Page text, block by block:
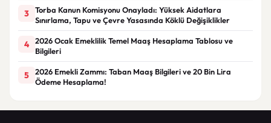
3
Torba Kanun Komisyonu Onayladı: Yüksek Aidatlara
Sınırlama, Tapu ve Çevre Yasasında Köklü Değişiklikler
4
2026 Ocak Emeklilik Temel Maaş Hesaplama Tablosu ve
Bilgileri
5
2026 Emekli Zammı: Taban Maaş Bilgileri ve 20 Bin Lira
Ödeme Hesaplama!